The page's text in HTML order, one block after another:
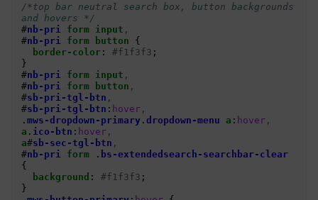
/*top bar neutral search box, button backgrounds
and hovers */
#nb-pri form input ,
#nb-pri form button
{
border-color: #f1f3f3 ;
}
#nb-pri form input ,
#nb-pri form button ,
#sb-pri-tgl-btn ,
#sb-pri-tgl-btn : hover ,
. mws-dropdown-primary . dropdown-menu a : hover ,
a . ico-btn : hover ,
a#sb-sec-tgl-btn ,
#nb-pri form . bs-extendedsearch-searchbar-clear
{
background : #f1f3f3 ;
}